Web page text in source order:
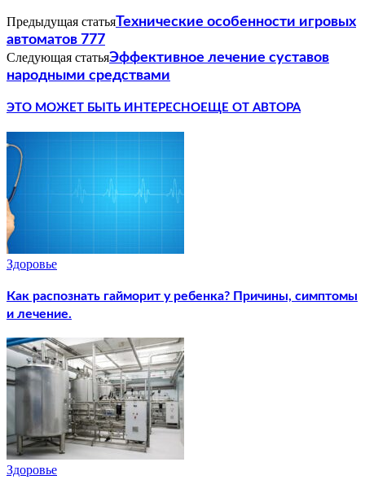
Предыдущая статьяТехнические особенности игровых
автоматов 777
Следующая статьяЭффективное лечение суставов
народными средствами
ЭТО МОЖЕТ БЫТЬ ИНТЕРЕСНО ЕЩЕ ОТ АВТОРА
Здоровье
Как распознать гайморит у ребенка? Причины, симптомы
и лечение.
Здоровье